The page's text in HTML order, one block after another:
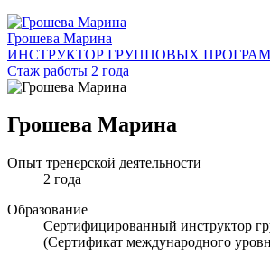
Грошева Марина
ИНСТРУКТОР ГРУППОВЫХ
Стаж работы 2 года
Грошева Марина
Опыт тренерской деятельности
2 года
Образование
Сертифицированный инструктор
(Сертификат международного